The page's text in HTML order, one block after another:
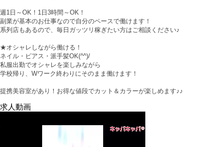
週1日～OK！1日3時間～OK！
副業が基本のお仕事なので自分のペースで働けます！
系列店もあるので、毎日ガッツリ稼ぎたい方はご相談ください♪
★オシャレしながら働ける！
ネイル・ピアス・派手髪OK(^^)/
私服出勤でオシャレを楽しみながら
学校帰り、Wワーク終わりにそのまま働けます！
提携美容室があり！お得な値段でカット＆カラーが楽しめます♪♪
求人動画